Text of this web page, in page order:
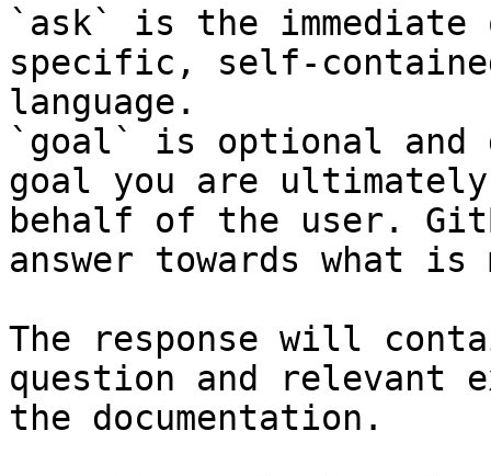
`ask` is the
specific, self-
language.
`goal` is optional and
goal you are
behalf of the user.
answer towards what
The response will
question and relevant
the documentation.